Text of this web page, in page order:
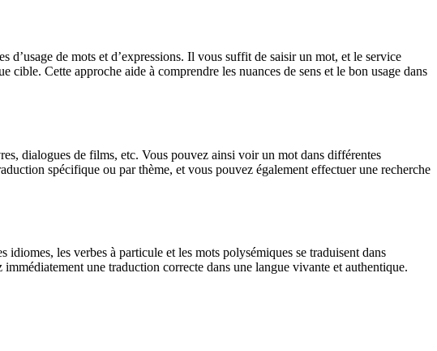
de mots et d’expressions. Il vous suffit de saisir un mot, et le service
Cette approche aide à comprendre les nuances de sens et le bon usage dans
dialogues de films, etc. Vous pouvez ainsi voir un mot dans différentes
spécifique ou par thème, et vous pouvez également effectuer une recherche
les verbes à particule et les mots polysémiques se traduisent dans
une traduction correcte dans une langue vivante et authentique.